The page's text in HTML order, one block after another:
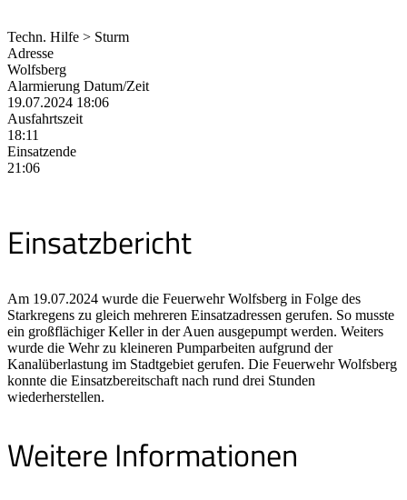
Techn. Hilfe > Sturm
Adresse
Wolfsberg
Alarmierung Datum/Zeit
19.07.2024 18:06
Ausfahrtszeit
18:11
Einsatzende
21:06
Einsatzbericht
Am 19.07.2024 wurde die Feuerwehr Wolfsberg in Folge des
Starkregens zu gleich mehreren Einsatzadressen gerufen. So musste
ein großflächiger Keller in der Auen ausgepumpt werden. Weiters
wurde die Wehr zu kleineren Pumparbeiten aufgrund der
Kanalüberlastung im Stadtgebiet gerufen. Die Feuerwehr Wolfsberg
konnte die Einsatzbereitschaft nach rund drei Stunden
wiederherstellen.
Weitere Informationen